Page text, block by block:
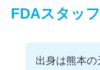
FDAスタッ
出身は熊本